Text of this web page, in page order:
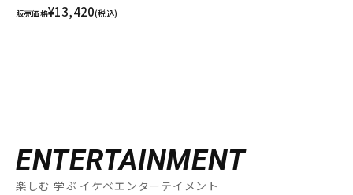
販売価格¥13,420(税込)
ENTERTAINMENT
楽しむ 学ぶ イケベエンターテイメント